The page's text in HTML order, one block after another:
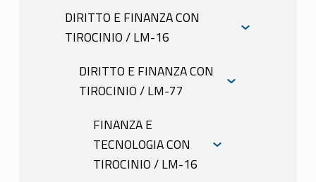
INFORMAZIONI
DIRITTO E FINANZA CON
TIROCINIO / LM-16
INFORMAZIONI
DIRITTO E FINANZA CON
TIROCINIO / LM-77
INFORMAZIONI
FINANZA E
TECNOLOGIA CON
TIROCINIO / LM-16